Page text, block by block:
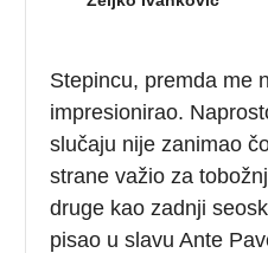
Stepincu, premda me
impresionirao.
slučaju nije zanimao
strane važio za
druge kao zadnji
pisao u slavu Ante